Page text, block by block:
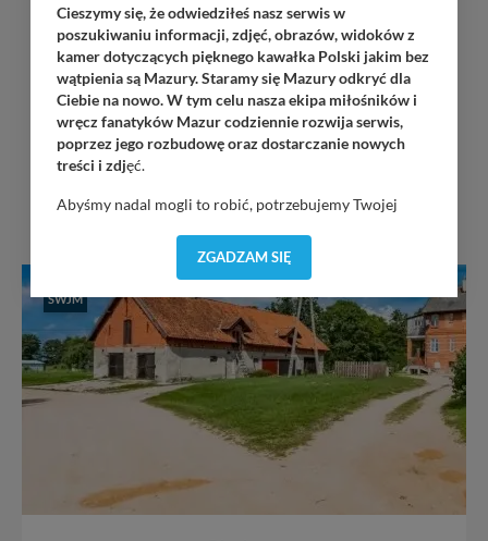
INNE W OKOLICY
SWJM
Cieszymy się, że odwiedziłeś nasz serwis w
poszukiwaniu informacji, zdjęć, obrazów, widoków z
kamer dotyczących pięknego kawałka Polski jakim bez
wątpienia są Mazury. Staramy się Mazury odkryć dla
Ciebie na nowo. W tym celu nasza ekipa miłośników i
wręcz fanatyków Mazur codziennie rozwija serwis,
poprzez jego rozbudowę oraz dostarczanie nowych
treści i zdjęć.
Abyśmy nadal mogli to robić, potrzebujemy Twojej
dostosować do Twoich preferencji. Twoje dane (w tym
pliki cookies) będą zapisywane w celu usprawnienia
wyszukania, ulubione miejsca, logowania, itp).
Bezpieczeństwo Twoich danych jest dla nas
priorytetowe, bez poinformowania Ciebie nie będziemy
zmieniać zakresu naszych uprawnień. Twoje dane są u
nas bezpieczne, jeśli masz wątpliwości co do naszych
intencji, zawsze możesz wycofać swoją zgodę. Więcej
informacji uzyskach w naszejPolityce Prywatności
Klikając znak X lub przycisk PRZEJDŹ DO SERWISU
wyrażasz zgodę na przetwarzanie Twoich danych.
ZGADZAM SIĘ